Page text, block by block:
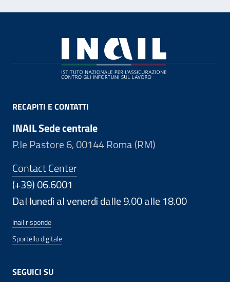
RECAPITI E CONTATTI
INAIL Sede centrale
P.le Pastore 6, 00144 Roma (RM)
Contact Center
(+39) 06.6001
Dal lunedì al venerdì dalle 9.00 alle 18.00
Inail risponde
Sportello digitale
SEGUICI SU